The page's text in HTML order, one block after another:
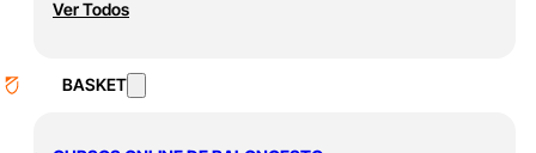
Ver Todos
BASKET